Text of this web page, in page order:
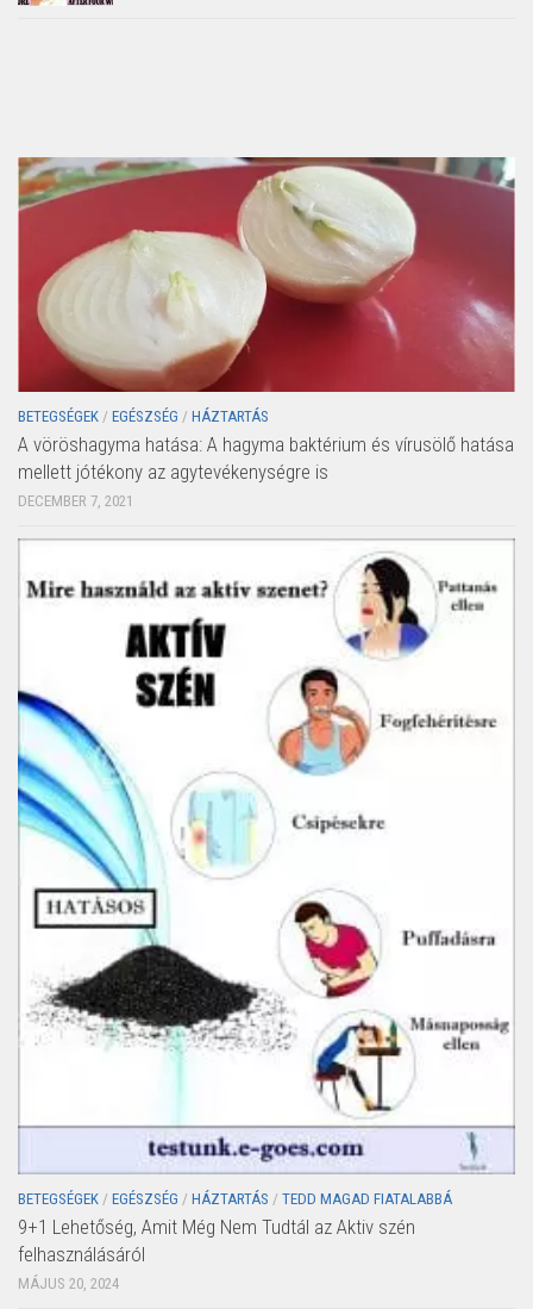
BETEGSÉGEK / EGÉSZSÉG / HÁZTARTÁS
A vöröshagyma hatása: A hagyma baktérium és vírusölő hatása
mellett jótékony az agytevékenységre is
DECEMBER 7, 2021
BETEGSÉGEK / EGÉSZSÉG / HÁZTARTÁS / TEDD MAGAD FIATALABBÁ
9+1 Lehetőség, Amit Még Nem Tudtál az Aktiv szén
felhasználásáról
MÁJUS 20, 2024